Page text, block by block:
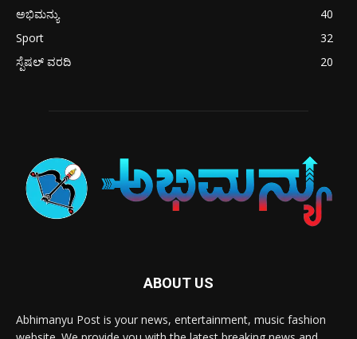
ಅಭಿಮನ್ಯು
40
Sport
32
ಸ್ಪೆಷಲ್ ವರದಿ
20
ABOUT US
Abhimanyu Post is your news, entertainment, music fashion